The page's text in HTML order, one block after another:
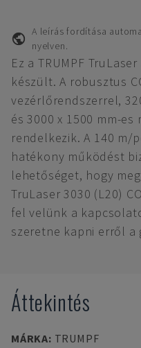
A leírás fordítása
nyelven.
Ez a TRUMPF
készült. A robusztus
vezérlőrendszerrel,
és 3000 x 1500 mm-
rendelkezik. A 140 m/
hatékony működést
lehetőséget, hogy
TruLaser 3030 (L20)
fel velünk a
szeretne kapni erről a
Áttekintés
MÁRKA: TRUMPF